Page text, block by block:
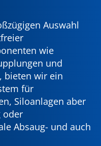
Auswahl
wie
und
bieten wir ein
für
Siloanlagen aber
oder
Absaug- und auch